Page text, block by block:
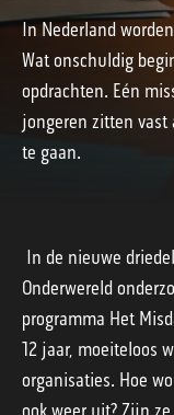
In Nederland
Wat onschuldig
opdrachten. Eén
jongeren zitten vast
te gaan.
In de nieuwe
Onderwereld
programma Het
12 jaar, moeiteloos
organisaties. Hoe
ook weer uit? Zijn